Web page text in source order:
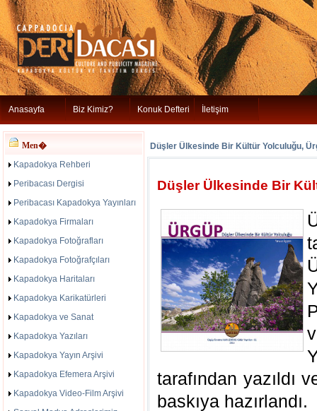
Anasayfa Biz Kimiz? Konuk Defteri İletişim
Men�
Kapadokya Rehberi
Peribacası Dergisi
Peribacası Kapadokya Yayınları
Kapadokya Firmaları
Kapadokya Fotoğrafları
Kapadokya Fotoğrafçıları
Kapadokya Haritaları
Kapadokya Karikatürleri
Kapadokya ve Sanat
Kapadokya Yazıları
Kapadokya Yayın Arşivi
Kapadokya Efemera Arşivi
Kapadokya Video-Film Arşivi
Düşler Ülkesinde Bir Kültür Yolculuğu,
Düşler Ülkesinde Bir
tarafından yazıldı
baskıya hazırlandı.